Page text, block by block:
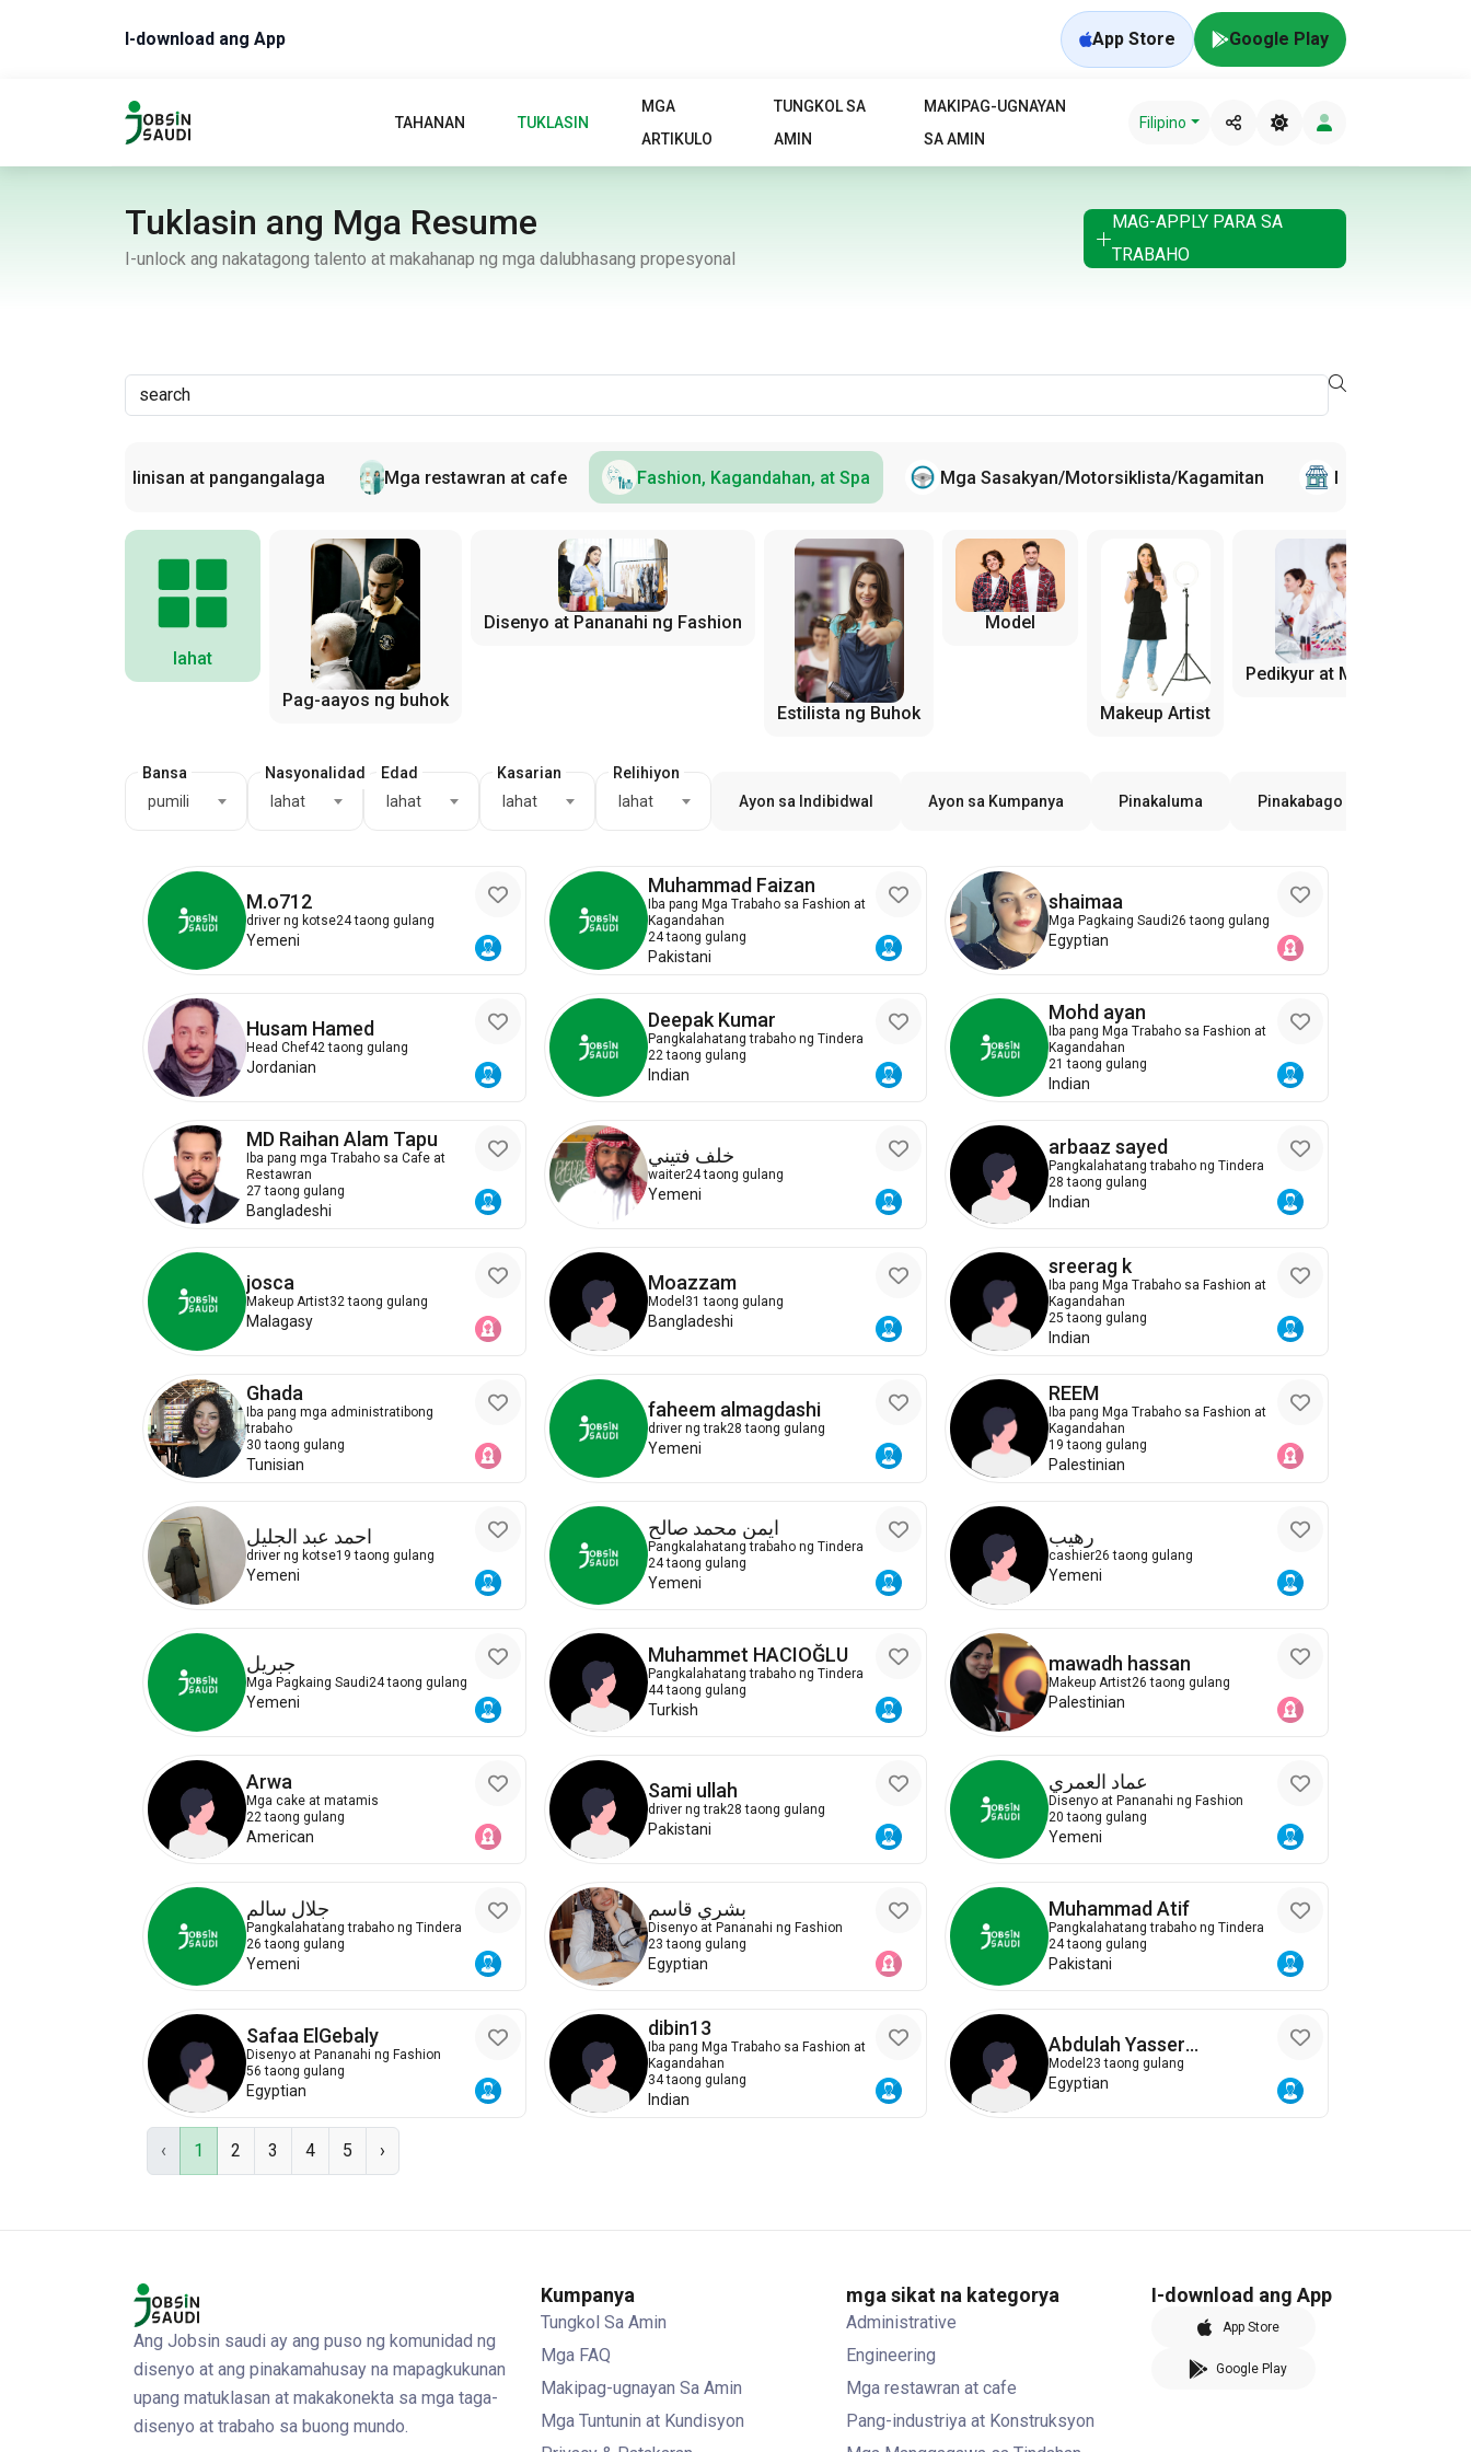
I-download ang App App Store Google Play
TAHANAN TUKLASIN
MGA
ARTIKULO
TUNGKOL SA
AMIN
MAKIPAG-UGNAYAN
SA AMIN
Filipino
Tuklasin ang Mga Resume
I-unlock ang nakatagong talento at makahanap ng mga dalubhasang propesyonal
MAG-APPLY PARA SA
TRABAHO
Kalinisan at pangangalaga Mga restawran at cafe Fashion, Kagandahan, at Spa Mga Sasakyan/Motorsiklista/Kagamitan Mga
lahat
Pag-aayos ng buhok
Disenyo at Pananahi ng Fashion
Estilista ng Buhok
Model
Makeup Artist
Pedikyur at Manicure
Bansa
pumili
Nasyonalidad
lahat
Edad
lahat
Kasarian
lahat
Relihiyon
lahat
Ayon sa Indibidwal Ayon sa Kumpanya Pinakaluma Pinakabago
M.o712
driver ng kotse24 taong gulang
Yemeni
Muhammad Faizan
Iba pang Mga Trabaho sa Fashion at
Kagandahan
24 taong gulang
Pakistani
shaimaa
Mga Pagkaing Saudi26 taong gulang
Egyptian
Husam Hamed
Head Chef42 taong gulang
Jordanian
Deepak Kumar
Pangkalahatang trabaho ng Tindera
22 taong gulang
Indian
Mohd ayan
Iba pang Mga Trabaho sa Fashion at
Kagandahan
21 taong gulang
Indian
MD Raihan Alam Tapu
Iba pang mga Trabaho sa Cafe at
Restawran
27 taong gulang
Bangladeshi
خلف فتيني
waiter24 taong gulang
Yemeni
arbaaz sayed
Pangkalahatang trabaho ng Tindera
28 taong gulang
Indian
josca
Makeup Artist32 taong gulang
Malagasy
Moazzam
Model 31 taong gulang
Bangladeshi
sreerag k
Iba pang Mga Trabaho sa Fashion at
Kagandahan
25 taong gulang
Indian
Ghada
Iba pang mga administratibong
trabaho
30 taong gulang
Tunisian
faheem almagdashi
driver ng trak28 taong gulang
Yemeni
REEM
Iba pang Mga Trabaho sa Fashion at
Kagandahan
19 taong gulang
Palestinian
احمد عبد الجليل
driver ng kotse19 taong gulang
Yemeni
ايمن محمد صالح
Pangkalahatang trabaho ng Tindera
24 taong gulang
Yemeni
رهيب
cashier26 taong gulang
Yemeni
جبريل
Mga Pagkaing Saudi24 taong gulang
Yemeni
Muhammet HACIOĞLU
Pangkalahatang trabaho ng Tindera
44 taong gulang
Turkish
mawadh hassan
Makeup Artist26 taong gulang
Palestinian
Arwa
Mga cake at matamis
22 taong gulang
American
Sami ullah
driver ng trak28 taong gulang
Pakistani
عماد العمري
Disenyo at Pananahi ng Fashion
20 taong gulang
Yemeni
جلال سالم
Pangkalahatang trabaho ng Tindera
26 taong gulang
Yemeni
بشري قاسم
Disenyo at Pananahi ng Fashion
23 taong gulang
Egyptian
Muhammad Atif
Pangkalahatang trabaho ng Tindera
24 taong gulang
Pakistani
Safaa ElGebaly
Disenyo at Pananahi ng Fashion
56 taong gulang
Egyptian
dibin13
Iba pang Mga Trabaho sa Fashion at
Kagandahan
34 taong gulang
Indian
Abdulah Yasser
Elbagoury
Model 23 taong gulang
Egyptian
‹ 1 2 3 4 5 ›
Ang Jobsin saudi ay ang puso ng komunidad ng
disenyo at ang pinakamahusay na mapagkukunan
upang matuklasan at makakonekta sa mga taga-
disenyo at trabaho sa buong mundo.
Kumpanya
Tungkol Sa Amin
Mga FAQ
Makipag-ugnayan Sa Amin
Mga Tuntunin at Kundisyon
mga sikat na kategorya
Administrative
Engineering
Mga restawran at cafe
Pang-industriya at Konstruksyon
I-download ang App
App Store
Google Play